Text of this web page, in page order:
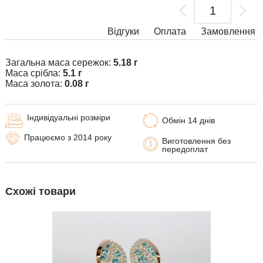
Відгуки Замовлення
Оплата
Загальна маса сережок: 5.18 г
Маса срібла: 5.1 г
Маса золота: 0.08 г
Обмін 14 днів
Виготовлення без
передоплат
Індивідуальні розміри
Працюємо з 2014 року
Схожі товари